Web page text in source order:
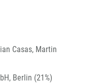
Casas, Martin
Berlin (21%)